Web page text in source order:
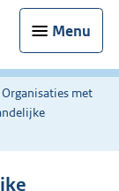
Menu
Organisaties met